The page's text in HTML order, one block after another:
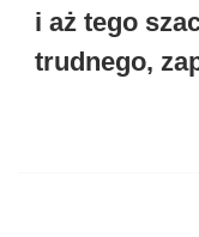
i aż tego
trudnego,